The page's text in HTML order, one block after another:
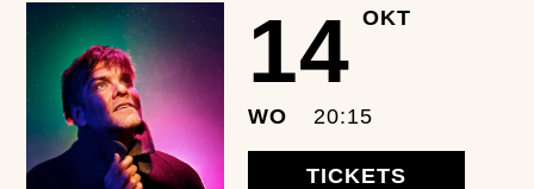
14 OKT
WO 20:15
TICKETS